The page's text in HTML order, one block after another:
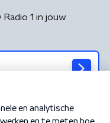
1 in jouw